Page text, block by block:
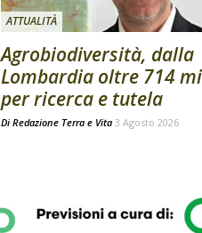
ATTUALITÀ
Agrobiodiversità, dalla
Lombardia oltre 714
per ricerca e tutela
Di Redazione Terra e Vita 3 Agosto 2026